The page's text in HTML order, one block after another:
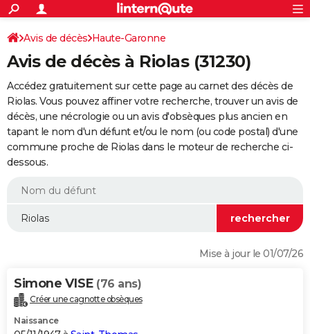
ACTUALITÉS
Politique
Société
Faits Divers
Education
Monde
Villes
+
SPORT
Coupe du monde 2026
Football
Tennis
Cyclisme
Rugby
Forum
Programme TV
TNT
Streaming
Cinéma
Sorties cinéma
Musique
+
FINANCE
Retraite
Epargne
Immobilier
Risques naturels par ville
Assurance
AUTO
Essais
Réserver un essai
Citadines
Berlines
SUV
Forum auto
+
HIGH-TECH
BRICOLAGE
WEEK-END
Alimentation
Guide de la santé
Maladies
Médicaments
Sommeil
VOYAGE
Destinations
City break
Voyage nature
Voyage de noces
Forum
Climat
+PHOTO
Connexion
Avis de décès Haute-Garonne
Avis de décès à Riolas (31230)
Accédez gratuitement sur cette page au carnet des décès de
Riolas. Vous pouvez affiner votre recherche, trouver un avis de
décès, une nécrologie ou un avis d'obsèques plus ancien en
tapant le nom d'un défunt et/ou le nom (ou code postal) d'une
commune proche de Riolas dans le moteur de recherche ci-
dessous.
Mise à jour le 01/07/26
Simone VISE (76 ans)
Créer une cagnotte obsèques
Naissance